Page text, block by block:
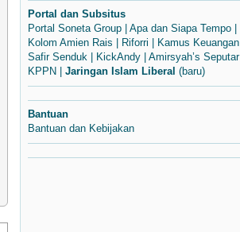
Portal dan Subsitus
Portal Soneta Group
Apa dan Siapa Tempo
Kolom Amien Rais
Riforri
Kamus Keuangan
Safir Senduk
KickAndy
Amirsyah’s Seputar
KPPN
Jaringan Islam Liberal (baru)
Bantuan
Bantuan dan Kebijakan